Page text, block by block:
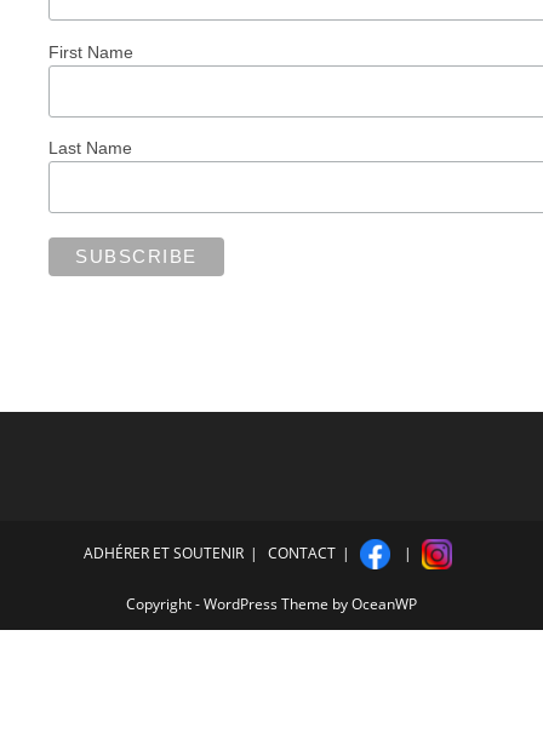
First Name
Last Name
ADHÉRER ET SOUTENIR CONTACT
Copyright - WordPress Theme by OceanWP